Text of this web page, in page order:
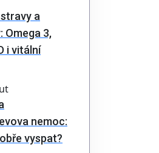
a
Omega 3,
i vitální
nemoc:
vyspat?